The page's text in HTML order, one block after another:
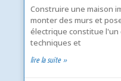
Construire une maison
monter des murs et
électrique constitue l'un
techniques et
lire la suite »